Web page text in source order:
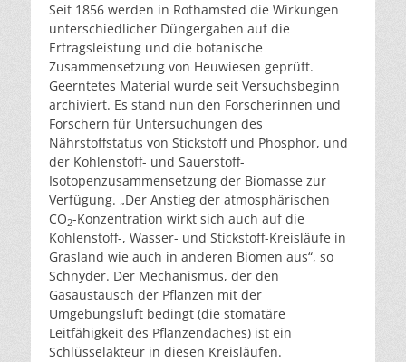
Seit 1856 werden in Rothamsted die Wirkungen
unterschiedlicher Düngergaben auf die
Ertragsleistung und die botanische
Zusammensetzung von Heuwiesen geprüft.
Geerntetes Material wurde seit Versuchsbeginn
archiviert. Es stand nun den Forscherinnen und
Forschern für Untersuchungen des
Nährstoffstatus von Stickstoff und Phosphor, und
der Kohlenstoff- und Sauerstoff-
Isotopenzusammensetzung der Biomasse zur
Verfügung. „Der Anstieg der atmosphärischen
CO2-Konzentration wirkt sich auch auf die
Kohlenstoff-, Wasser- und Stickstoff-Kreisläufe in
Grasland wie auch in anderen Biomen aus“, so
Schnyder. Der Mechanismus, der den
Gasaustausch der Pflanzen mit der
Umgebungsluft bedingt (die stomatäre
Leitfähigkeit des Pflanzendaches) ist ein
Schlüsselakteur in diesen Kreisläufen.